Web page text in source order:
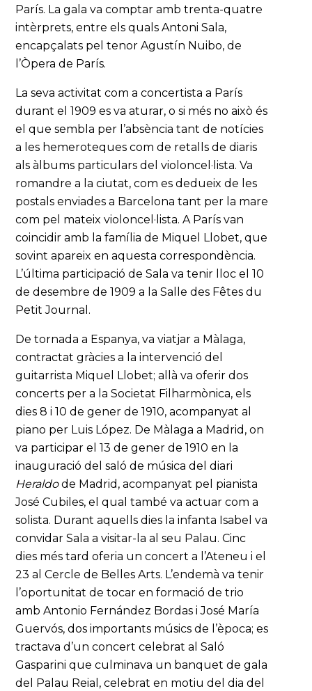
París. La gala va comptar amb trenta-quatre
intèrprets, entre els quals Antoni Sala,
encapçalats pel tenor Agustín Nuibo, de
l’Òpera de París.
La seva activitat com a concertista a París
durant el 1909 es va aturar, o si més no això és
el que sembla per l’absència tant de notícies
a les hemeroteques com de retalls de diaris
als àlbums particulars del violoncel·lista. Va
romandre a la ciutat, com es dedueix de les
postals enviades a Barcelona tant per la mare
com pel mateix violoncel·lista. A París van
coincidir amb la família de Miquel Llobet, que
sovint apareix en aquesta correspondència.
L’última participació de Sala va tenir lloc el 10
de desembre de 1909 a la Salle des Fêtes du
Petit Journal.
De tornada a Espanya, va viatjar a Màlaga,
contractat gràcies a la intervenció del
guitarrista Miquel Llobet; allà va oferir dos
concerts per a la Societat Filharmònica, els
dies 8 i 10 de gener de 1910, acompanyat al
piano per Luis López. De Màlaga a Madrid, on
va participar el 13 de gener de 1910 en la
inauguració del saló de música del diari
Heraldode Madrid, acompanyat pel pianista
José Cubiles, el qual també va actuar com a
solista. Durant aquells dies la infanta Isabel va
convidar Sala a visitar-la al seu Palau. Cinc
dies més tard oferia un concert a l’Ateneu i el
23 al Cercle de Belles Arts. L’endemà va tenir
l’oportunitat de tocar en formació de trio
amb Antonio Fernández Bordas i José María
Guervós, dos importants músics de l’època; es
tractava d’un concert celebrat al Saló
Gasparini que culminava un banquet de gala
del Palau Reial, celebrat en motiu del dia del